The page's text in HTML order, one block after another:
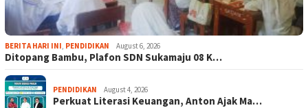
BERITA HARI INI PENDIDIKAN August 6, 2026
Ditopang Bambu, Plafon SDN Sukamaju 08 K…
PENDIDIKAN August 4, 2026
Perkuat Literasi Keuangan, Anton Ajak Ma…